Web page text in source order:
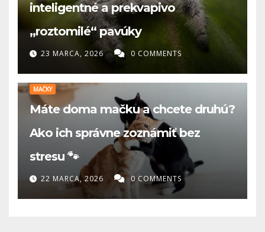
inteligentné a prekvapivo
„roztomilé“ pavúky
23 MARCA, 2026 0 COMMENTS
MAČKY
Máte doma mačku a chcete druhú?
Ako ich správne zoznámiť bez
stresu 🐾
22 MARCA, 2026 0 COMMENTS